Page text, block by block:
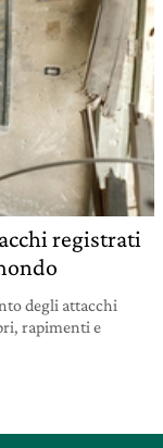
registrati
degli attacchi
rapimenti e